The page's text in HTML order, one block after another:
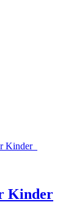
Kinder
Kinder